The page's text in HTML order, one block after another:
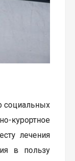
социальных
курортное
лечения
в пользу